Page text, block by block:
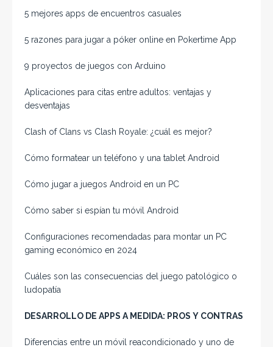
5 mejores apps de encuentros casuales
5 razones para jugar a póker online en Pokertime App
9 proyectos de juegos con Arduino
Aplicaciones para citas entre adultos: ventajas y
desventajas
Clash of Clans vs Clash Royale: ¿cuál es mejor?
Cómo formatear un teléfono y una tablet Android
Cómo jugar a juegos Android en un PC
Cómo saber si espían tu móvil Android
Configuraciones recomendadas para montar un PC
gaming económico en 2024
Cuáles son las consecuencias del juego patológico o
ludopatía
DESARROLLO DE APPS A MEDIDA: PROS Y CONTRAS
Diferencias entre un móvil reacondicionado y uno de